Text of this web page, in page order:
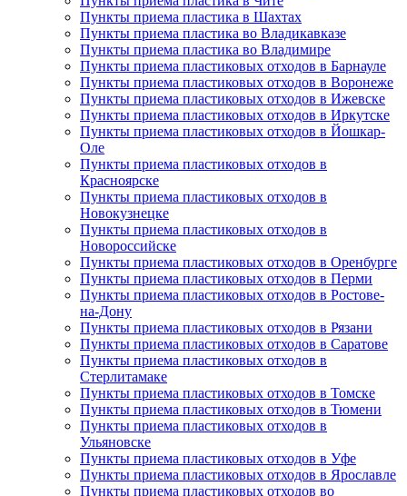
Пункты приема пластика в Шахтах
Пункты приема пластика во Владикавказе
Пункты приема пластика во Владимире
Пункты приема пластиковых отходов в Барнауле
Пункты приема пластиковых отходов в Воронеже
Пункты приема пластиковых отходов в Ижевске
Пункты приема пластиковых отходов в Иркутске
Пункты приема пластиковых отходов в Йошкар-
Оле
Пункты приема пластиковых отходов в
Красноярске
Пункты приема пластиковых отходов в
Новокузнецке
Пункты приема пластиковых отходов в
Новороссийске
Пункты приема пластиковых отходов в Оренбурге
Пункты приема пластиковых отходов в Перми
Пункты приема пластиковых отходов в Ростове-
на-Дону
Пункты приема пластиковых отходов в Рязани
Пункты приема пластиковых отходов в Саратове
Пункты приема пластиковых отходов в
Стерлитамаке
Пункты приема пластиковых отходов в Томске
Пункты приема пластиковых отходов в Тюмени
Пункты приема пластиковых отходов в
Ульяновске
Пункты приема пластиковых отходов в Уфе
Пункты приема пластиковых отходов в Ярославле
Пункты приема пластиковых отходов во